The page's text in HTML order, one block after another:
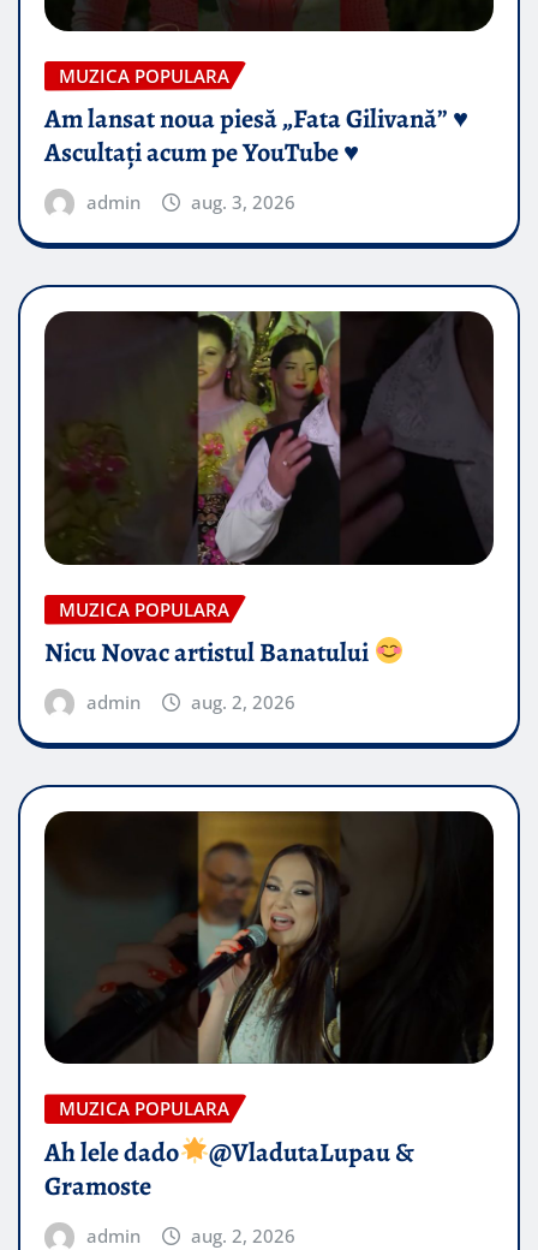
MUZICA POPULARA
Am lansat noua piesă „Fata Gilivană” ♥️
Ascultați acum pe YouTube ♥️
admin aug. 3, 2026
MUZICA POPULARA
Nicu Novac artistul Banatului
admin aug. 2, 2026
MUZICA POPULARA
Ah lele dado​
@VladutaLupau &
Gramoste
admin aug. 2, 2026